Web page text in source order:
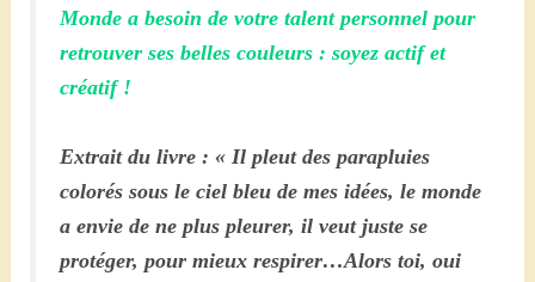
Monde a besoin de votre talent personnel pour
retrouver ses belles couleurs : soyez actif et
créatif !
Extrait du livre : « Il pleut des parapluies
colorés sous le ciel bleu de mes idées, le monde
a envie de ne plus pleurer, il veut juste se
protéger, pour mieux respirer…Alors toi, oui